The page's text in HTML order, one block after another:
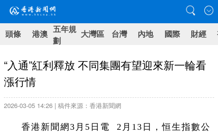
頭條 港澳 五年規
劃
大灣區 台灣 內地 國際 財經
“入通”紅利釋放 不同集團有望迎來新一輪看
漲行情
2026-03-05 14:26 | 稿件來源：香港新聞網
香港新聞網3月5日電 2月13日，恒生指數公